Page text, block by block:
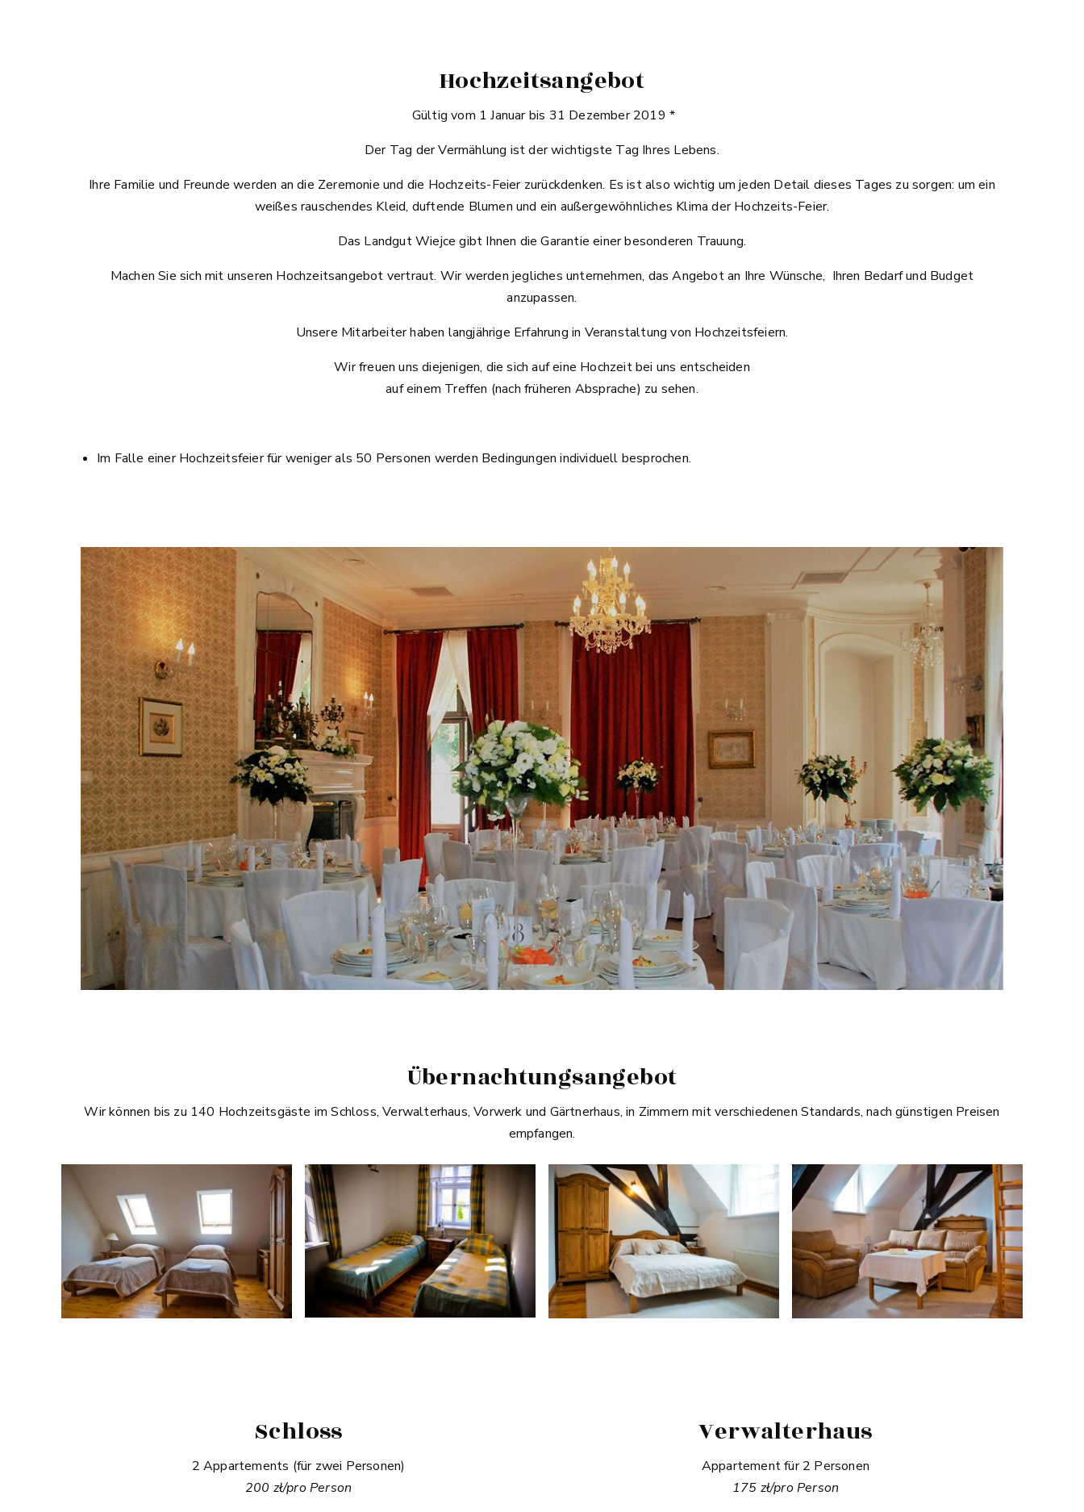
Hochzeitsangebot
Gültig vom 1 Januar bis 31 Dezember 2019 *
Der Tag der Vermählung ist der wichtigste Tag Ihres Lebens.
Ihre Familie und Freunde werden an die Zeremonie und die Hochzeits-Feier zurückdenken. Es ist also wichtig um jeden Detail dieses Tages zu sorgen: um ein
weißes rauschendes Kleid, duftende Blumen und ein außergewöhnliches Klima der Hochzeits-Feier.
Das Landgut Wiejce gibt Ihnen die Garantie einer besonderen Trauung.
Machen Sie sich mit unseren Hochzeitsangebot vertraut. Wir werden jegliches unternehmen, das Angebot an Ihre Wünsche, Ihren Bedarf und Budget
anzupassen.
Unsere Mitarbeiter haben langjährige Erfahrung in Veranstaltung von Hochzeitsfeiern.
Wir freuen uns diejenigen, die sich auf eine Hochzeit bei uns entscheiden
auf einem Treffen (nach früheren Absprache) zu sehen.
Im Falle einer Hochzeitsfeier für weniger als 50 Personen werden Bedingungen individuell besprochen.
Übernachtungsangebot
Wir können bis zu 140 Hochzeitsgäste im Schloss, Verwalterhaus, Vorwerk und Gärtnerhaus, in Zimmern mit verschiedenen Standards, nach günstigen Preisen
empfangen.
Schloss
2 Appartements (für zwei Personen)
200 zł/pro Person
Verwalterhaus
Appartement für 2 Personen
175 zł/pro Person